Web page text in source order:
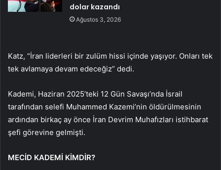
dolar kazandı
Ağustos 3, 2026
Katz, “İran liderleri bir zulüm hissi içinde yaşıyor. Onları tek
tek avlamaya devam edeceğiz” dedi.
Kademi, Haziran 2025’teki 12 Gün Savaşı’nda İsrail
tarafından selefi Muhammed Kazemi’nin öldürülmesinin
ardından birkaç ay önce İran Devrim Muhafızları istihbarat
şefi görevine gelmişti.
MECİD KADEMİ KİMDİR?